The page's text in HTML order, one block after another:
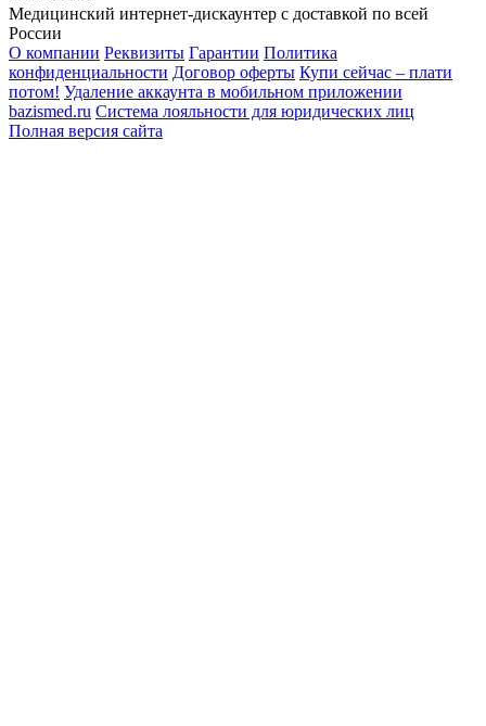
Медицинский интернет-дискаунтер с доставкой по всей
России
О компании Реквизиты Гарантии Политика
конфиденциальности Договор оферты Купи сейчас – плати
потом! Удаление аккаунта в мобильном приложении
bazismed.ru Система лояльности для юридических лиц
Полная версия сайта